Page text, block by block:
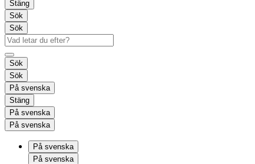
Stäng
Sök
Sök
Sök
Sök
På svenska
Stäng
På svenska
På svenska
På svenska
På svenska